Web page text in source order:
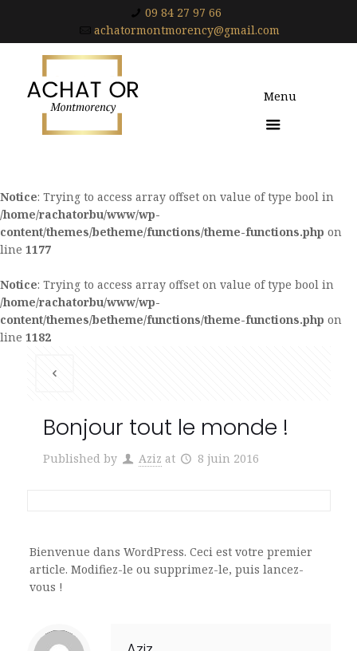
09 84 27 97 66
achatormontmorency@gmail.com
Menu
Notice: Trying to access array offset on value of type bool in
/home/rachatorbu/www/wp-
content/themes/betheme/functions/theme-functions.php on
line 1177
Notice: Trying to access array offset on value of type bool in
/home/rachatorbu/www/wp-
content/themes/betheme/functions/theme-functions.php on
line 1182
Bonjour tout le monde !
Published by Aziz at 8 juin 2016
Bienvenue dans WordPress. Ceci est votre premier
article. Modifiez-le ou supprimez-le, puis lancez-
vous !
Notice
/home/rachatorbu/www/wp-content/themes/betheme/includes/content-single.php
on line
203